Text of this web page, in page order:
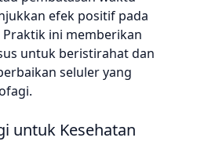
efek positif pada
ini memberikan
untuk beristirahat dan
seluler yang
untuk Kesehatan